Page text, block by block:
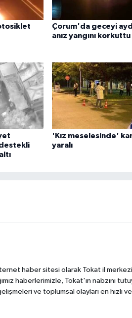
Çorum'da geceyi
anız yangını korkuttu
'Kız meselesinde'
yaralı
haber sitesi olarak Tokat il
haberlerimizle, Tokat'ın nabzını
ve toplumsal olayları en hızlı